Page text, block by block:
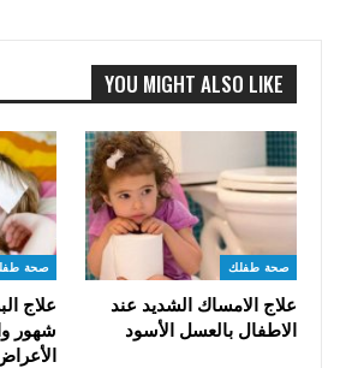
YOU MIGHT ALSO LIKE
صحة طفلك
علاج الامساك الشديد عند
الاطفال بالعسل الأسود
صحة
شهور